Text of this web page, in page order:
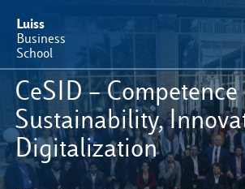
Luiss
Business
School
Offerta Formativa
Perché Luiss Business School
CeSID –
Sustainability,
Digitalization